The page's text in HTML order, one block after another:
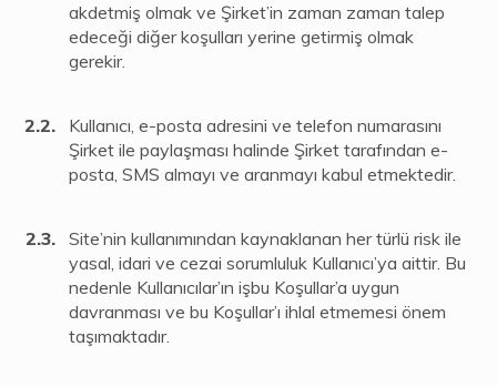
akdetmiş olmak ve Şirket’in zaman zaman talep
edeceği diğer koşulları yerine getirmiş olmak
gerekir.
Kullanıcı, e-posta adresini ve telefon numarasını
Şirket ile paylaşması halinde Şirket tarafından e-
posta, SMS almayı ve aranmayı kabul etmektedir.
Site’nin kullanımından kaynaklanan her türlü risk ile
yasal, idari ve cezai sorumluluk Kullanıcı’ya aittir. Bu
nedenle Kullanıcılar’ın işbu Koşullar’a uygun
davranması ve bu Koşullar’ı ihlal etmemesi önem
taşımaktadır.